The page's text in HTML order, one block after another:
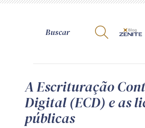
A Zênite
Como publicar
A Escrituração
Digital (ECD) e as
públicas